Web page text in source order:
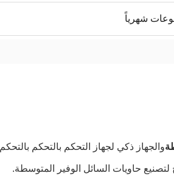
والجهاز ذكي لجهاز التحكم بالتحكم بالتحكم
حاويات السائل الوفير المتوسطة.